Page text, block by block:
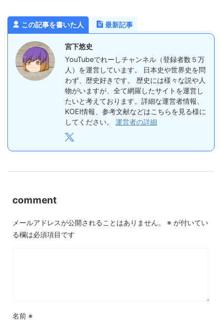
この記事を書いた人 最新記事
宮下悠史
YouTubeでれーしチャンネル（登録者数５万
人）を運営しています。 日本史や世界史を問
わず、歴史好きです。 歴史には様々な説や人
物がいますが、全て網羅したサイトを運営し
たいと考えております。詳細な運営者情報、
KOEI情報、参考文献などはこちらを見る様に
してください。 運営者の詳細
comment
メールアドレスが公開されることはありません。 ※ が付いてい
る欄は必須項目です
名前 ※